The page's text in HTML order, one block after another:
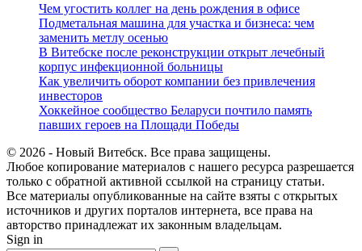
Чем угостить коллег на день рождения в офисе
Подметальная машина для участка и бизнеса: чем
заменить метлу осенью
В Витебске после реконструкции открыт лечебный
корпус инфекционной больницы
Как увеличить оборот компании без привлечения
инвесторов
Хоккейное сообщество Беларуси почтило память
павших героев на Площади Победы
© 2026 - Новый Витебск. Все права защищены.
Любое копирование материалов с нашего ресурса разрешается
только с обратной активной ссылкой на страницу статьи.
Все материалы опубликованные на сайте взяты с открытых
источников и других порталов интернета, все права на
авторство принадлежат их законным владельцам.
Sign in